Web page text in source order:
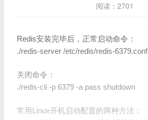
阅读：2701
Redis安装完毕后，正常启动命令：
./redis-server /etc/redis/redis-6379.conf
关闭命令：
./redis-cli -p 6379 -a pass shutdown
常用Linux开机启动配置的两种方法：